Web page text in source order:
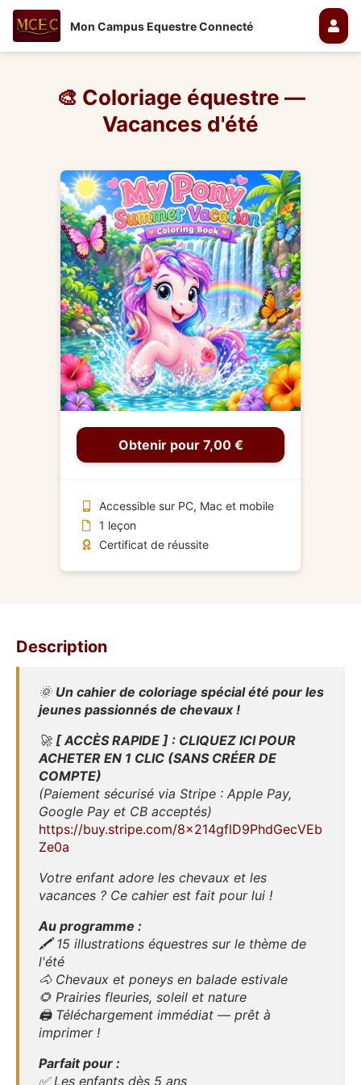
Mon Campus Equestre Connecté
🎨 Coloriage équestre —
Vacances d'été
Obtenir pour 7,00 €
Accessible sur PC, Mac et mobile
1 leçon
Certificat de réussite
Description
🌞 Un cahier de coloriage spécial été pour les
jeunes passionnés de chevaux !
🚀 [ ACCÈS RAPIDE ] : CLIQUEZ ICI POUR
ACHETER EN 1 CLIC (SANS CRÉER DE
COMPTE)
(Paiement sécurisé via Stripe : Apple Pay,
Google Pay et CB acceptés)
https://buy.stripe.com/8x214gflD9PhdGecVEb
Ze0a
Votre enfant adore les chevaux et les
vacances ? Ce cahier est fait pour lui !
Au programme :
🖍️ 15 illustrations équestres sur le thème de
l'été
🐴 Chevaux et poneys en balade estivale
🌻 Prairies fleuries, soleil et nature
🖨️ Téléchargement immédiat — prêt à
imprimer !
Parfait pour :
✅ Les enfants dès 5 ans